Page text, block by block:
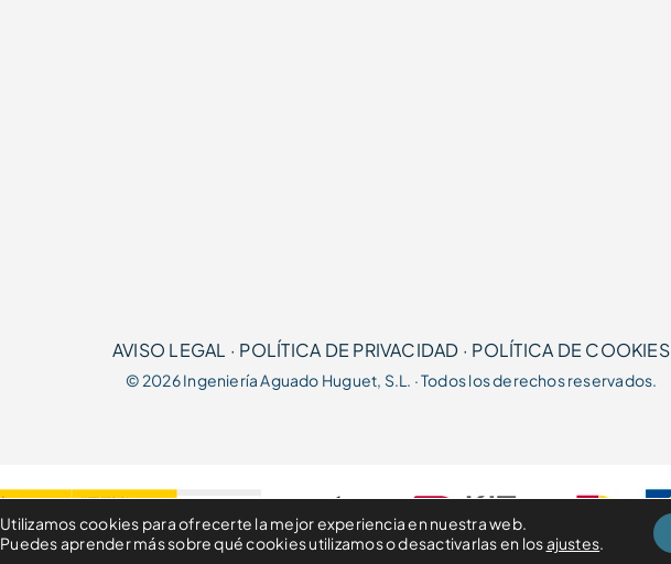
AVISO LEGAL · POLÍTICA DE PRIVACIDAD · POLÍTICA DE COOKIES
© 2026 Ingeniería Aguado Huguet, S.L. · Todos los derechos reservados.
Utilizamos cookies para ofrecerte la mejor experiencia en nuestra web.
Puedes aprender más sobre qué cookies utilizamos o desactivarlas en losajustes.